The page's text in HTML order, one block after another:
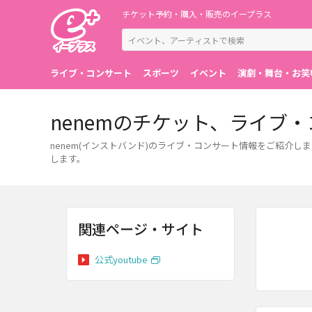
チケット予約・購入・販売のイープラス
ライブ・コンサート スポーツ イベント 演劇・舞台・お笑
nenemのチケット、ライブ
nenem(インストバンド)のライブ・コンサート情報をご紹介し
します。
関連ページ・サイト
公式youtube